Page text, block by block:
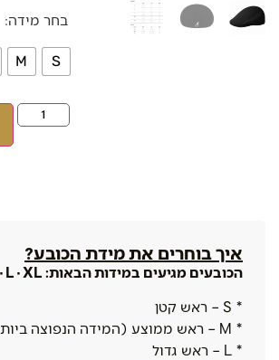
בחר מידה:
S
M
איך בוחרים את מידת הכובע?
הכובעים מגיעים במידות הבאות: S · M · L · XL
* S – ראש קטן
* M – ראש ממוצע (המידה הנפוצה ביותר)
* L – ראש גדול